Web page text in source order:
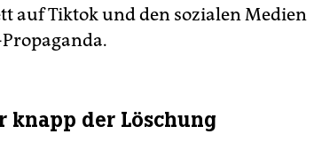
auf Tiktok und den sozialen Medien
knapp der Löschung